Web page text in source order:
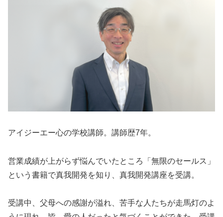
アイジーエー心の学校講師。講師歴7年。
営業成績が上がらず悩んでいたところ「無限のセールス」
という書籍で真我開発を知り、真我開発講座を受講。
受講中、父母への感謝が溢れ、苦手な人たちが走馬灯のよ